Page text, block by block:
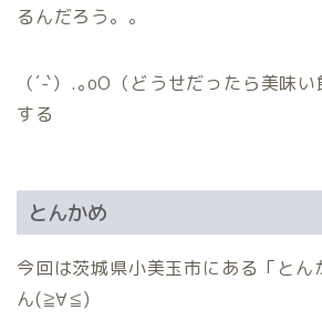
るんだろう。。
（´-`）.｡oO（どうせだったら美味
する
とんかめ
今回は茨城県小美玉市にある「とん
ん(≧∀≦)